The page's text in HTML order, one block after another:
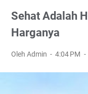
Sehat Adalah
Harganya
Oleh Admin 4:04 PM